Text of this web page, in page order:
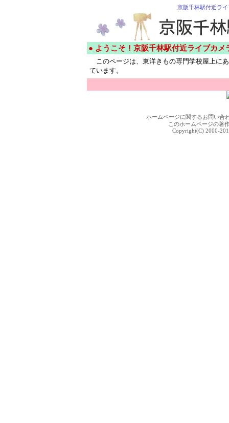
京阪千林駅付近ラ
● ようこそ！京阪千林駅付近ライブカメ
このページは、東洋きもの専門学校屋上に
ています。
ホームページに関するお問い合
このホームページの著
Copyright(C) 2000-